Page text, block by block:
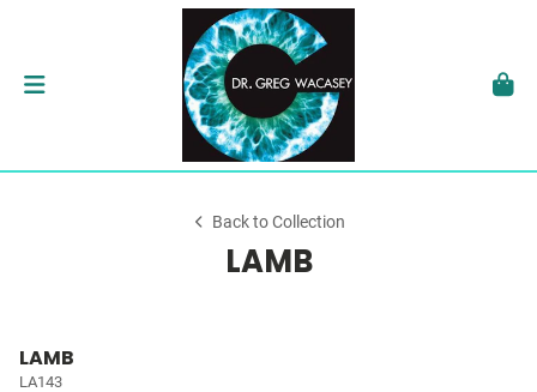
Back to Collection
LAMB
LAMB
LA143